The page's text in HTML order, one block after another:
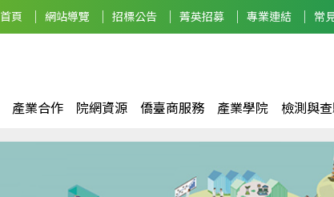
首頁 網站導覽 招標公告 菁英招募 專業連結 常
產業合作 院網資源 僑臺商服務 產業學院 檢測與